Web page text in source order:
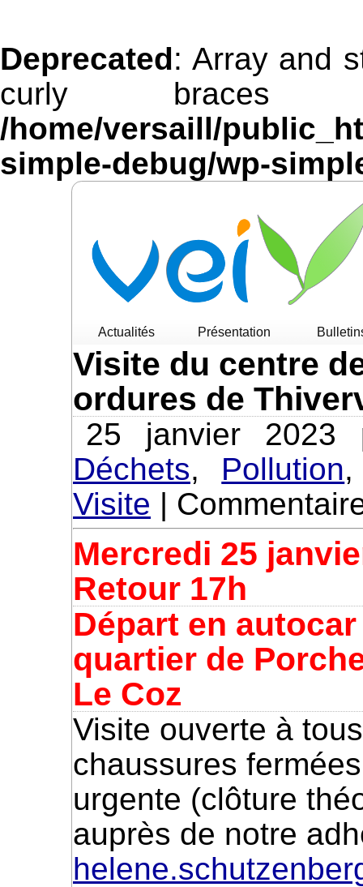
Deprecated: Array and
curly braces
/home/versaill/
simple-debug/wp-
Actualités Présentation
Visite du centre
ordures de
25 janvier
Déchets, Pollution
Visite |
Mercredi 25
Retour 17h
Départ en
quartier de
Le Coz
Visite ouverte à
chaussures
urgente (clôture
auprès de notre